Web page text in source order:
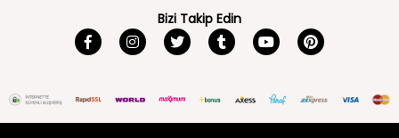
Bizi Takip Edin